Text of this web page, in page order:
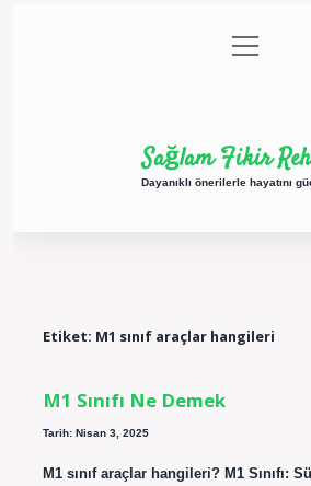
Gizlilik Politikası
menüyü
aç
Sağlam Fikir
Dayanıklı önerilerle hayatını
Etiket: M1 sınıf araçlar hangileri
M1 Sınıfı Ne Demek
Tarih: Nisan 3, 2025
M1 sınıf araçlar hangileri? M1 Sınıfı: